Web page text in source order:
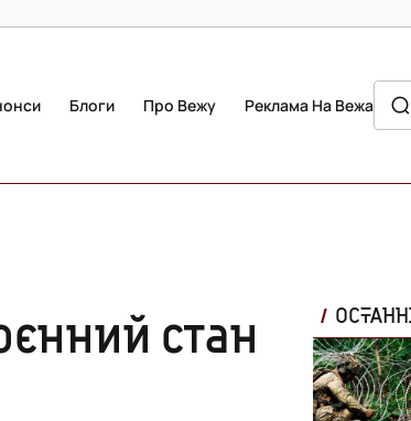
Блоги Про Вежу Реклама На Вежа
стан